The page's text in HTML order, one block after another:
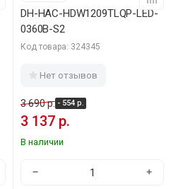
DH-HAC-HDW1209TLQP-LED-
0360B-S2
Код товара: 324345
Нет отзывов
3 690 р. - 554 р.
3 137 р.
В наличии
− +